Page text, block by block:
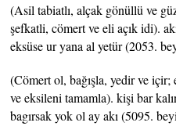
(Asil tabiatlı, alçak gönüllü ve
şefkatli, cömert ve eli açık idi).
eksüse ur yana al yetür (2053.
(Cömert ol, bağışla, yedir ve içir;
ve eksileni tamamla). kişi bar
bagırsak yok ol ay akı (5095.